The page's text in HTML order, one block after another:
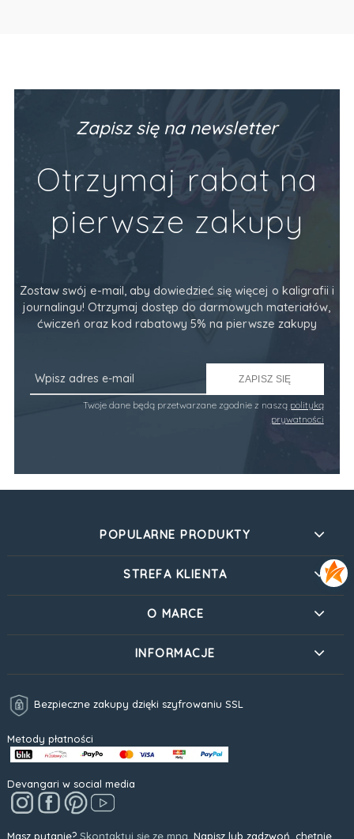
Zapisz się na newsletter
Otrzymaj rabat na
pierwsze zakupy
Zostaw swój e-mail, aby dowiedzieć się więcej o kaligrafii i
journalingu! Otrzymaj dostęp do darmowych materiałów,
ćwiczeń oraz kod rabatowy 5% na pierwsze zakupy
ZAPISZ SIĘ
Twoje dane będą przetwarzane zgodnie z naszą polityką
prywatności
POPULARNE PRODUKTY
STREFA KLIENTA
O MARCE
INFORMACJE
Bezpieczne zakupy dzięki szyfrowaniu SSL
Metody płatności
Devangari w social media
Masz pytanie? Skontaktuj się ze mną. Napisz lub zadzwoń, chętnie